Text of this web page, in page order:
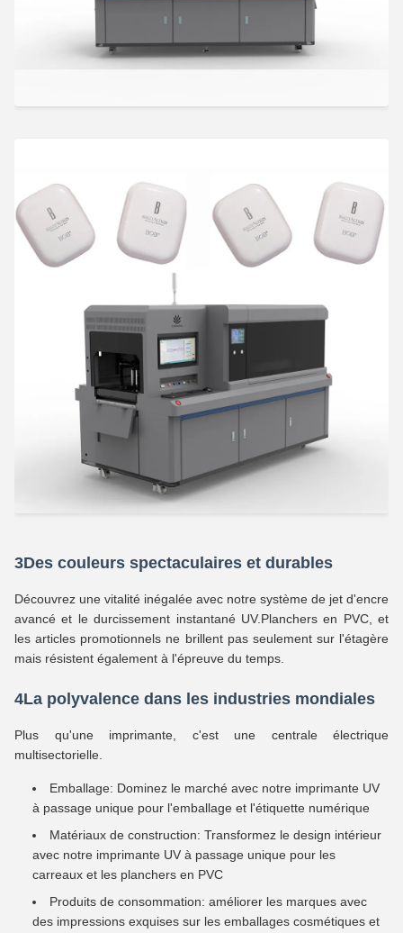
3Des couleurs spectaculaires et durables
Découvrez une vitalité inégalée avec notre système de jet d'encre
avancé et le durcissement instantané UV.Planchers en PVC, et
les articles promotionnels ne brillent pas seulement sur l'étagère
mais résistent également à l'épreuve du temps.
4La polyvalence dans les industries mondiales
Plus qu'une imprimante, c'est une centrale électrique
multisectorielle.
Emballage: Dominez le marché avec notre imprimante UV
à passage unique pour l'emballage et l'étiquette numérique
Matériaux de construction: Transformez le design intérieur
avec notre imprimante UV à passage unique pour les
carreaux et les planchers en PVC
Produits de consommation: améliorer les marques avec
des impressions exquises sur les emballages cosmétiques et